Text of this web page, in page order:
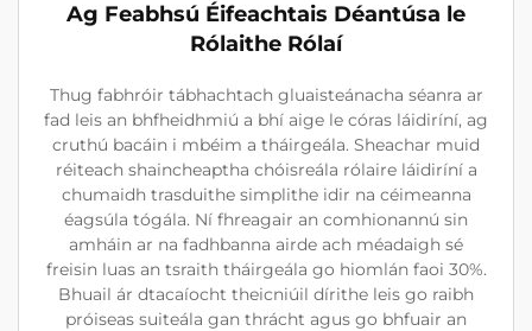
Ag Feabhsú Éifeachtais Déantúsa le
Rólaithe Rólaí
Thug fabhróir tábhachtach gluaisteánacha séanra ar
fad leis an bhfheidhmiú a bhí aige le córas láidiríní, ag
cruthú bacáin i mbéim a tháirgeála. Sheachar muid
réiteach shaincheaptha chóisreála rólaire láidiríní a
chumaidh trasduithe simplithe idir na céimeanna
éagsúla tógála. Ní fhreagair an comhionannú sin
amháin ar na fadhbanna airde ach méadaigh sé
freisin luas an tsraith tháirgeála go hiomlán faoi 30%.
Bhuail ár dtacaíocht theicniúil dírithe leis go raibh
próiseas suiteála gan thrácht agus go bhfuair an